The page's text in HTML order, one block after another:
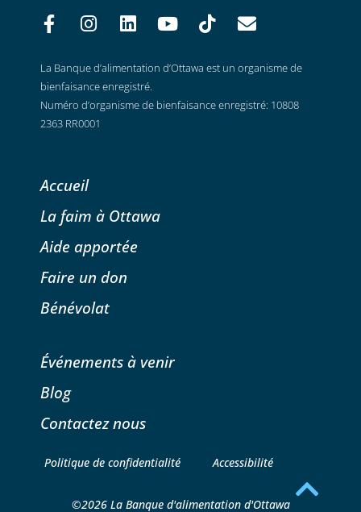
La Banque d’alimentation d’Ottawa est un organisme de
bienfaisance enregistré.
Numéro d’organisme de bienfaisance enregistré: 10808
2363 RR0001
Accueil
La faim à Ottawa
Aide apportée
Faire un don
Bénévolat
Événements à venir
Blog
Contactez nous
©2026 La Banque d'alimentation d'Ottawa
Politique de confidentialité Accessibilité